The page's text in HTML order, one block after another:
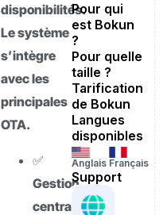
disponibilités.
Le système
s’intègre
avec les
principales
OTA.
✅
Gestion
centralisée
Pour qui
est Bokun
?
Pour quelle
taille ?
Tarification
de Bokun
Langues
disponibles
Anglais Français
Support